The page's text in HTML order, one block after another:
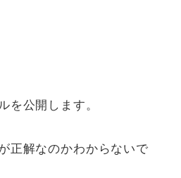
を公開します。
正解なのかわからないで